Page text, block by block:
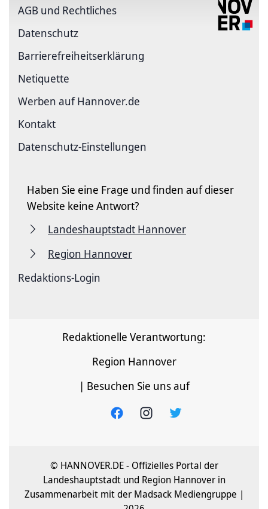
AGB und Rechtliches
Datenschutz
Barriere­freiheits­erklärung
Netiquette
Werben auf Hannover.de
Kontakt
Datenschutz-Einstellungen
Haben Sie eine Frage und finden auf dieser
Website keine Antwort?
Landeshauptstadt Hannover
Region Hannover
Redaktions-Login
Redaktionelle Verantwortung:
Region Hannover
| Besuchen Sie uns auf
© HANNOVER.DE - Offizielles Portal der
Landeshauptstadt und Region Hannover in
Zusammenarbeit mit der Madsack Mediengruppe |